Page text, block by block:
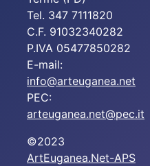
Tel. 347 7111820
C.F. 91032340282
P.IVA 05477850282
E-mail:
info@arteuganea.net
PEC:
arteuganea.net@pec.it
©2023
ArtEuganea.Net-APS